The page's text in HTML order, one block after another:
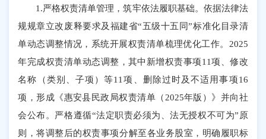
1.严格权责清单管理，筑牢依法履职基础。依据法律法
规规章立改废释要求及福建省“五级十五同”标准化目录清
单动态调整情况，系统开展权责清单梳理优化工作。2025
年完成权责清单动态调整，其中新增权责事项11项、修改
名称（类别、子项）等11项、删除过时及不适用事项16
项，形成《惠安县民政局权责清单（2025年版）》并向社
会公布。严格遵循“法定职责必须为、法无授权不可为”原
则，将调整后的权责事项分解至各业务股室，明确履职标